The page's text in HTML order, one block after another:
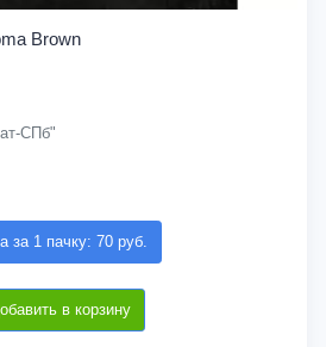
Brown
СПб"
за 1 пачку: 70 руб.
в корзину